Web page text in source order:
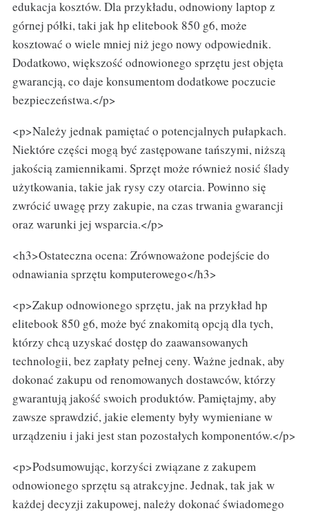
edukacja kosztów. Dla przykładu, odnowiony laptop z
górnej półki, taki jak hp elitebook 850 g6, może
kosztować o wiele mniej niż jego nowy odpowiednik.
Dodatkowo, większość odnowionego sprzętu jest objęta
gwarancją, co daje konsumentom dodatkowe poczucie
bezpieczeństwa.</p>
<p>Należy jednak pamiętać o potencjalnych pułapkach.
Niektóre części mogą być zastępowane tańszymi, niższą
jakością zamiennikami. Sprzęt może również nosić ślady
użytkowania, takie jak rysy czy otarcia. Powinno się
zwrócić uwagę przy zakupie, na czas trwania gwarancji
oraz warunki jej wsparcia.</p>
<h3>Ostateczna ocena: Zrównoważone podejście do
odnawiania sprzętu komputerowego</h3>
<p>Zakup odnowionego sprzętu, jak na przykład hp
elitebook 850 g6, może być znakomitą opcją dla tych,
którzy chcą uzyskać dostęp do zaawansowanych
technologii, bez zapłaty pełnej ceny. Ważne jednak, aby
dokonać zakupu od renomowanych dostawców, którzy
gwarantują jakość swoich produktów. Pamiętajmy, aby
zawsze sprawdzić, jakie elementy były wymieniane w
urządzeniu i jaki jest stan pozostałych komponentów.</p>
<p>Podsumowując, korzyści związane z zakupem
odnowionego sprzętu są atrakcyjne. Jednak, tak jak w
każdej decyzji zakupowej, należy dokonać świadomego